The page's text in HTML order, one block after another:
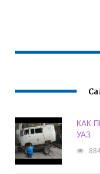
КАК
УАЗ